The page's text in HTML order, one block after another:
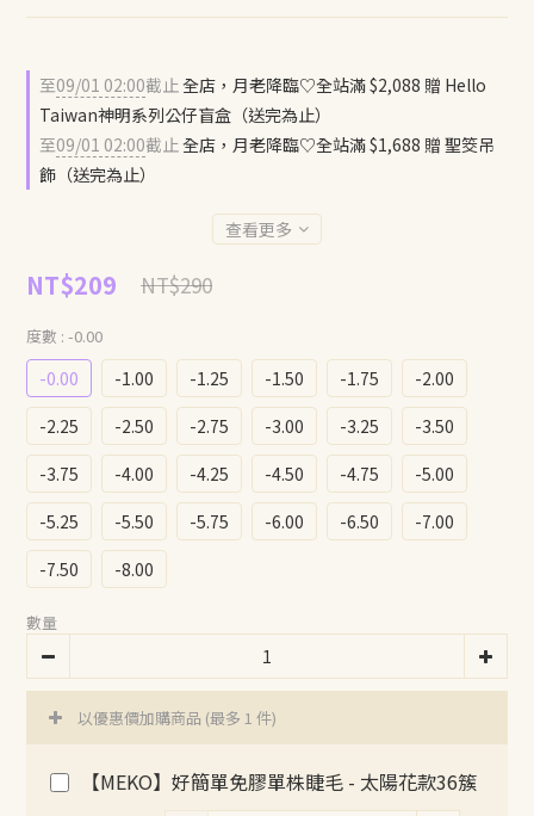
至09/01 02:00截止全店，月老降臨♡全站滿 $2,088 贈 Hello
Taiwan神明系列公仔盲盒（送完為止）
至09/01 02:00截止全店，月老降臨♡全站滿 $1,688 贈 聖筊吊
飾（送完為止）
查看更多
NT$209 NT$290
度數 : -0.00
-0.00 -1.00 -1.25 -1.50 -1.75
-2.00
-2.25
-2.50 -2.75 -3.00 -3.25
-3.50
-3.75
-4.00 -4.25 -4.50 -4.75
-5.00
-5.25
-5.50 -5.75 -6.00 -6.50
-7.00
-7.50
-8.00
數量
以優惠價加購商品 (最多 1 件)
【MEKO】好簡單免膠單株睫毛 - 太陽花款36簇